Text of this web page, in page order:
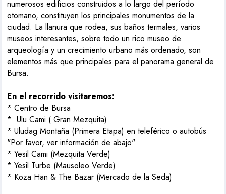
numerosos edificios construidos a lo largo del período
otomano, constituyen los principales monumentos de la
ciudad. La llanura que rodea, sus baños termales, varios
museos interesantes, sobre todo un rico museo de
arqueología y un crecimiento urbano más ordenado, son
elementos más que principales para el panorama general de
Bursa.
En el recorrido visitaremos:
* Centro de Bursa
* Ulu Cami ( Gran Mezquita)
* Uludag Montaña (Primera Etapa) en teleférico o autobús
"Por favor, ver información de abajo"
* Yesil Cami (Mezquita Verde)
* Yesil Turbe (Mausoleo Verde)
* Koza Han & The Bazar (Mercado de la Seda)